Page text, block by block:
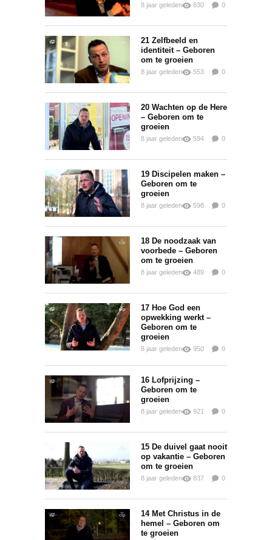
8 jaar geleden 830
0
21 Zelfbeeld en
identiteit – Geboren
om te groeien
8 jaar geleden 553
0
20 Wachten op de Here
– Geboren om te
groeien
8 jaar geleden 594
0
19 Discipelen maken –
Geboren om te
groeien
8 jaar geleden 598
0
18 De noodzaak van
voorbede – Geboren
om te groeien
8 jaar geleden 489
0
17 Hoe God een
opwekking werkt –
Geboren om te
groeien
8 jaar geleden 950
0
16 Lofprijzing –
Geboren om te
groeien
8 jaar geleden 921
0
15 De duivel gaat nooit
op vakantie – Geboren
om te groeien
8 jaar geleden 837
0
14 Met Christus in de
hemel – Geboren om
te groeien